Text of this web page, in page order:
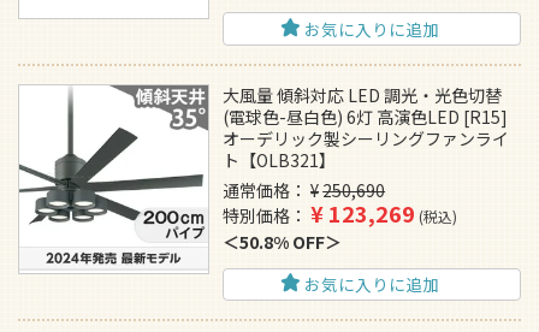
お気に入りに追加
大風量 傾斜対応 LED 調光・光色切替
(電球色-昼白色) 6灯 高演色LED [R15]
オーデリック製シーリングファンライ
ト【OLB321】
通常価格
¥250,690
特別価格
¥123,269 税込
50.8% OFF
お気に入りに追加